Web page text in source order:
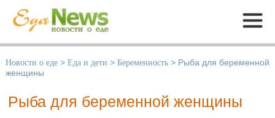
Меню
Новости о еде > Еда и дети > Беременность > Рыба для беременной
женщины
Рыба для беременной женщины